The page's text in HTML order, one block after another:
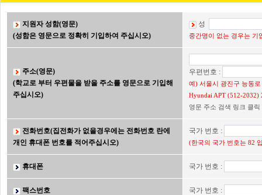
지원자 성함(영문)
(성함은 영문으로 정확히 기입하여 주십시오)
성
중간명이 없는 경우는 기
주소(영문)
(학교로 부터 우편물을 받을 주소를 영문으로 기입해
주십시오)
우편번호 :
예) 서울시 광진구 능동
Hyundai APT (512-2032)
영문 주소 검색 링크 클릭
전화번호(집전화가 없을경우에는 전화번호 란에
개인 휴대폰 번호를 적어주십시오)
국가 번호 :
(한국의 국가 번호는 82
휴대폰 국가 번호 :
팩스번호 국가 번호 :